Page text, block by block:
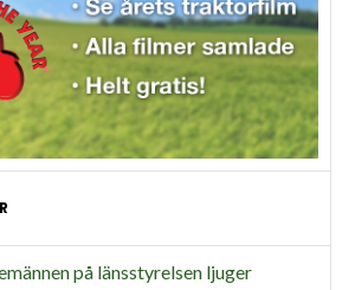
på länsstyrelsen ljuger